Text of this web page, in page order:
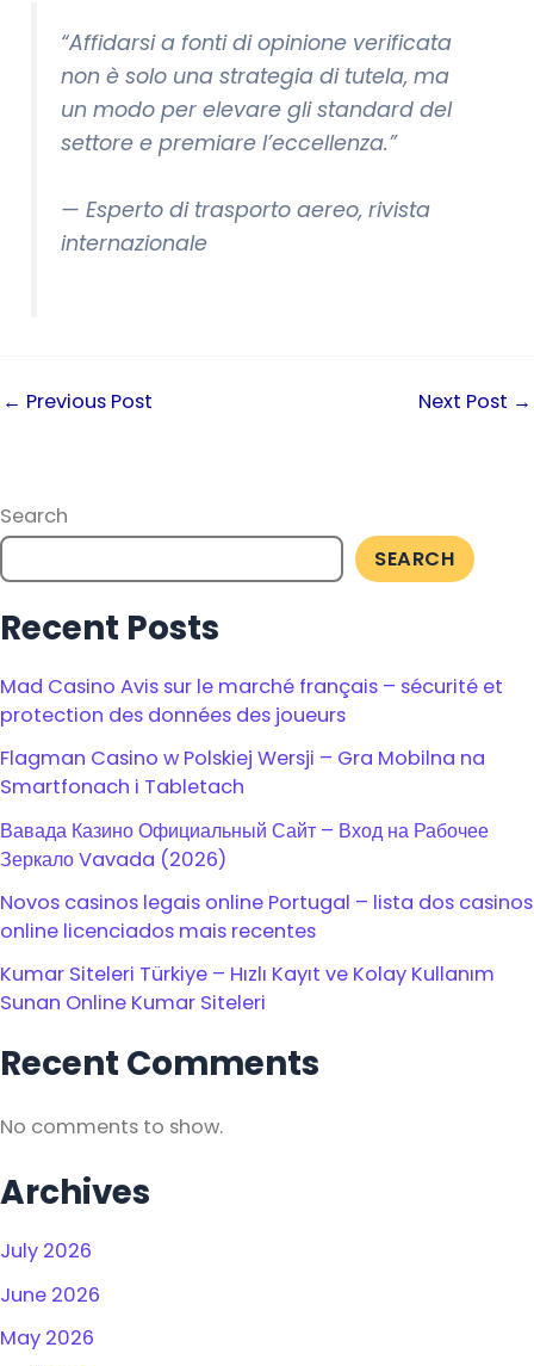
“Affidarsi a fonti di opinione verificata
non è solo una strategia di tutela, ma
un modo per elevare gli standard del
settore e premiare l’eccellenza.”
— Esperto di trasporto aereo, rivista
internazionale
← Previous Post Next Post →
Search
SEARCH
Recent Posts
Mad Casino Avis sur le marché français – sécurité et
protection des données des joueurs
Flagman Casino w Polskiej Wersji – Gra Mobilna na
Smartfonach i Tabletach
Вавада Казино Официальный Сайт – Вход на Рабочее
Зеркало Vavada (2026)
Novos casinos legais online Portugal – lista dos casinos
online licenciados mais recentes
Kumar Siteleri Türkiye – Hızlı Kayıt ve Kolay Kullanım
Sunan Online Kumar Siteleri
Recent Comments
No comments to show.
Archives
July 2026
June 2026
May 2026